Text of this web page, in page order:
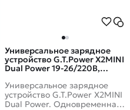
Универсальное зарядное
устройство G.T.Power X2MINI
Dual Power 19-26/220В,
Универсальное зарядное
устройство G.T.Power X2MINI
Dual Power. Одновременная